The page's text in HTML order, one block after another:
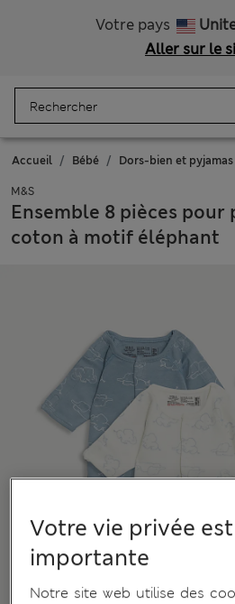
Votre pays
Aller sur le
Accueil Bébé Dors-bien et pyjamas
M&S
Ensemble 8 pièces pour
coton à motif éléphant
Votre vie privée est
importante
Notre site web utilise des